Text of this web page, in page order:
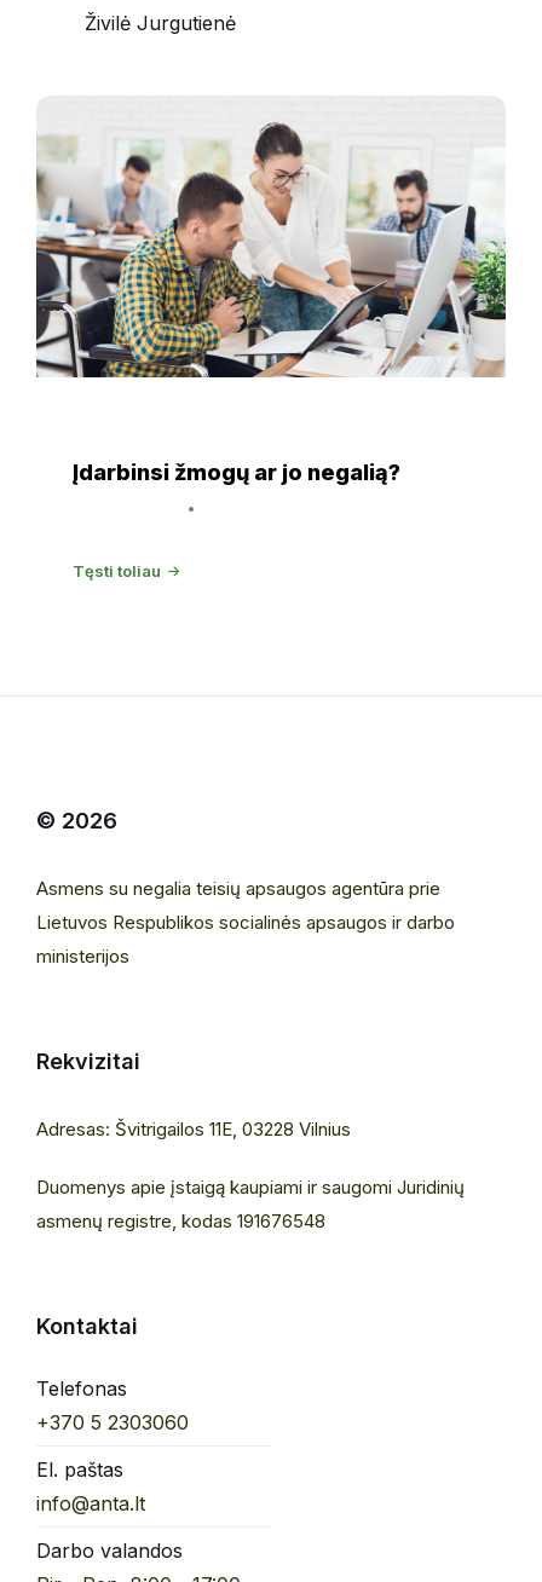
Živilė Jurgutienė
Įdarbinsi žmogų ar jo negalią?
Tęsti toliau
© 2026
Asmens su negalia teisių apsaugos agentūra prie
Lietuvos Respublikos socialinės apsaugos ir darbo
ministerijos
Rekvizitai
Adresas: Švitrigailos 11E, 03228 Vilnius
Duomenys apie įstaigą kaupiami ir saugomi Juridinių
asmenų registre, kodas 191676548
Kontaktai
Telefonas
+370 5 2303060
El. paštas
info@anta.lt
Darbo valandos